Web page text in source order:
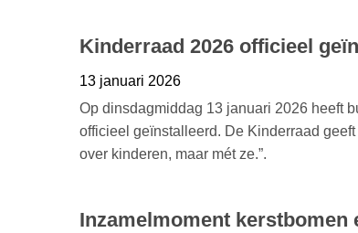
Kinderraad 2026 officieel
13 januari 2026
Op dinsdagmiddag 13 januari 2026 heeft
officieel geïnstalleerd. De Kinderraad
over kinderen, maar mét ze.”.
Inzamelmoment